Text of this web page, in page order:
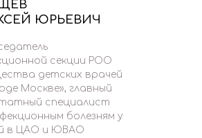
ЮРЬЕВИЧ
секции РОО
детских врачей
Москве», главный
специалист
болезням у
в ЦАО и ЮВАО